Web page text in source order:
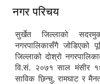
नगर परिचय
सुर्खेत जिल्लाको
नगरपालिकासँगै जोडिएको
जिल्लाको दोश्रो
वि.सं. २०७१ साल मंसीर
साविक छिन्चु, रामघाट र